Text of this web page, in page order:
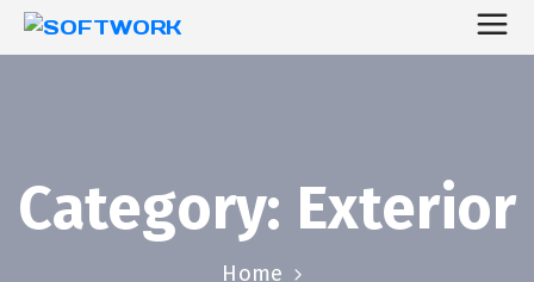
Category: Exterior
Home